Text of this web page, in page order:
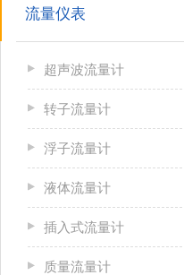
流量仪表
超声波流量计
转子流量计
浮子流量计
液体流量计
插入式流量计
质量流量计